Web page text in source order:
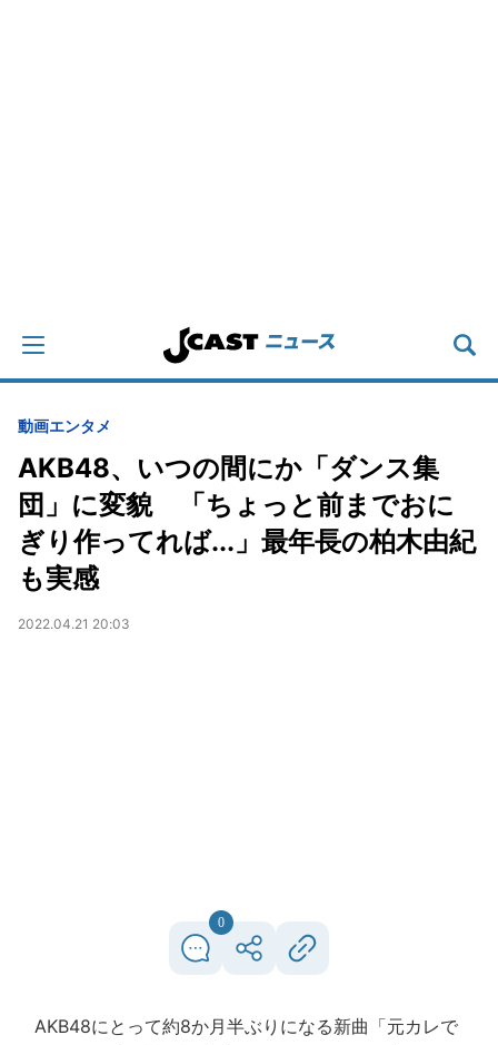
動画エンタメ
AKB48、いつの間にか「ダンス集
団」に変貌 「ちょっと前までおに
ぎり作ってれば...」最年長の柏木由紀
も実感
2022.04.21 20:03
0
AKB48にとって約8か月半ぶりになる新曲「元カレで